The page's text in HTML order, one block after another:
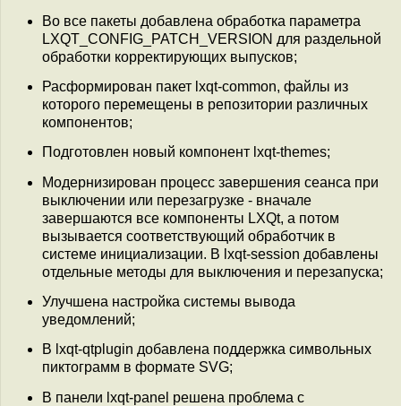
Во все пакеты добавлена обработка параметра
LXQT_CONFIG_PATCH_VERSION для раздельной
обработки корректирующих выпусков;
Расформирован пакет lxqt-common, файлы из
которого перемещены в репозитории различных
компонентов;
Подготовлен новый компонент lxqt-themes;
Модернизирован процесс завершения сеанса при
выключении или перезагрузке - вначале
завершаются все компоненты LXQt, а потом
вызывается соответствующий обработчик в
системе инициализации. В lxqt-session добавлены
отдельные методы для выключения и перезапуска;
Улучшена настройка системы вывода
уведомлений;
В lxqt-qtplugin добавлена поддержка символьных
пиктограмм в формате SVG;
В панели lxqt-panel решена проблема с